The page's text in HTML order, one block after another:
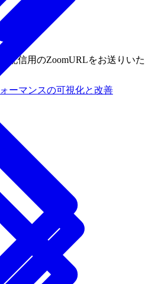
ーマンスの可視化と改善
配信用のZoomURLをお送りいた